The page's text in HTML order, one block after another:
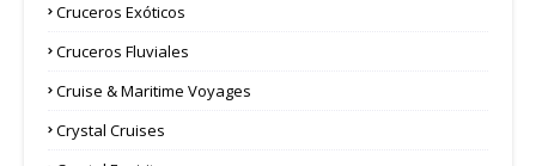
Cruceros Exóticos
Cruceros Fluviales
Cruise & Maritime Voyages
Crystal Cruises